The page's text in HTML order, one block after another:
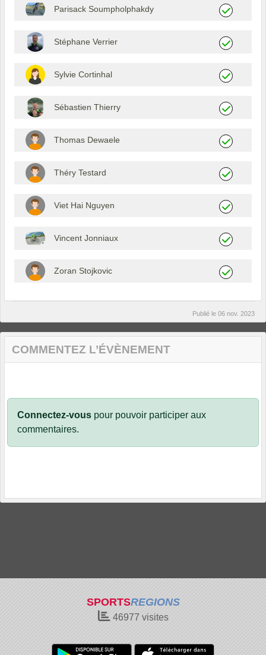
Parisack Soumpholphakdy
Stéphane Verrier
Sylvie Cortinhal
Sébastien Thierry
Thomas Dewaele
Théry Testard
Viet Hai Nguyen
Vincent Jonniaux
Zoran Stojkovic
Publié le 06 nov. 2023
COMMENTEZ L’ÉVÈNEMENT
Connectez-vous pour pouvoir participer aux
commentaires.
SPORTSREGIONS
46977 visites